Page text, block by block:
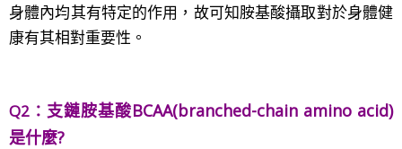
身體內均其有特定的作用，故可知胺基酸攝取對於身體健
康有其相對重要性。
Q2： 支鏈胺基酸BCAA(branched-chain amino acid)
是什麼?